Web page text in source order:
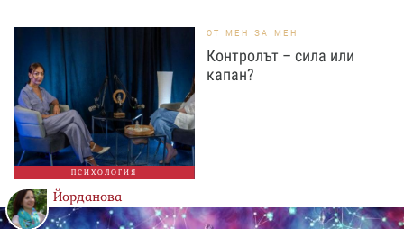
ПСИХОЛОГИЯ
ОТ МЕН ЗА МЕН
Контролът – сила или
капан?
Йорданова